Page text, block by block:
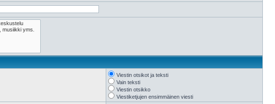
Viestin otsikot ja teksti
Vain teksti
Viestin otsikko
Viestiketjujen ensimmäinen viesti